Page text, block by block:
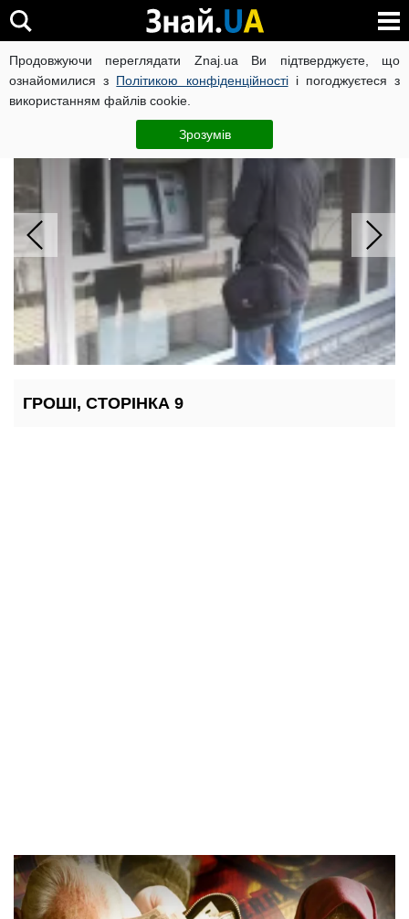
Продовжуючи переглядати Znaj.ua Ви підтверджуєте, що
ознайомилися з Політикою конфіденційностіі погоджуєтеся з
використанням файлів cookie.
Зрозумів
ВІЙНА РОСІЇ ПРОТИ УКРАЇНИ КОРОНАВІРУС В УКРАЇНІ
Банк ліквідували після 11 років:
вкладникам припинили виплачувати
ГРОШІ, СТОРІНКА 9